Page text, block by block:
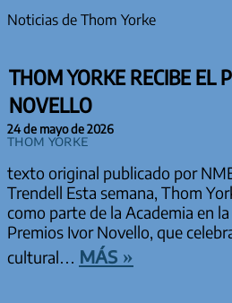
Noticias de Thom Yorke
THOM YORKE RECIBE EL
NOVELLO
24 de mayo de 2026
Thom Yorke
texto original publicado por
Trendell Esta semana, Thom
como parte de la Academia en
Premios Ivor Novello, que
cultural… más »